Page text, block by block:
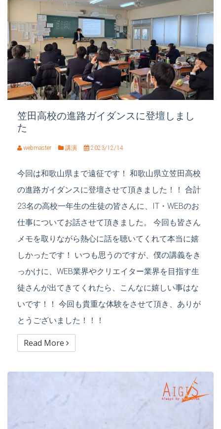
笠田高校の進路ガイダンスに登壇しまし
た
webmaster 講演 2023/12/14
今回は和歌山県まで遠征です！ 和歌山県立笠田高校
の進路ガイダンスに登壇させて頂きました！！ 合計
23名の高校一年生の生徒の皆さんに、IT・WEBのお
仕事についてお話させて頂きました。 今回も皆さん
メモを取りながら熱心に話を聴いてくれて本当に嬉
しかったです！ いつも思うのですが、僕の講義をき
っかけに、WEB業界やクリエイター業界を目指す生
徒さんが出てきてくれたら、こんなに嬉しい事はな
いです！！ 今回も貴重な体験をさせて頂き、ありが
とうございました！！！
Read More